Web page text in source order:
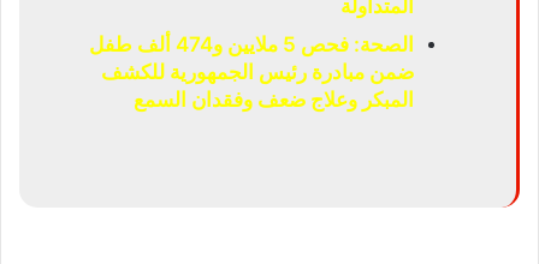
المتداولة
الصحة: فحص 5 ملايين و474 ألف طفل
ضمن مبادرة رئيس الجمهورية للكشف
المبكر وعلاج ضعف وفقدان السمع